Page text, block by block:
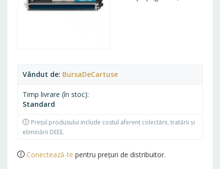
Vândut de BursaDeCartuse
Timp livrare (în stoc)
Standard
Prețul produsului include costul aferent colectării, tratării și
eliminării DEEE.
Conectează-te pentru prețuri de distribuitor.